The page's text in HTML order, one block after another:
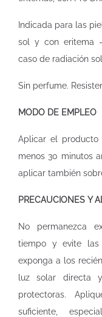
Indicada para las
sol y con eritema
caso de radiación
Sin perfume.
MODO DE EMPLEO
Aplicar el producto
menos 30 minutos
aplicar también
PRECAUCIONES Y
No permanezca
tiempo y evite las
exponga a los
luz solar directa
protectoras.
suficiente,